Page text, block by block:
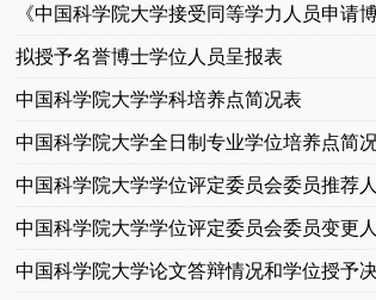
《中国科学院大学接受同等学力人员申请
拟授予名誉博士学位人员呈报表
中国科学院大学学科培养点简况表
中国科学院大学全日制专业学位培养点简
中国科学院大学学位评定委员会委员推荐
中国科学院大学学位评定委员会委员变更
中国科学院大学论文答辩情况和学位授予